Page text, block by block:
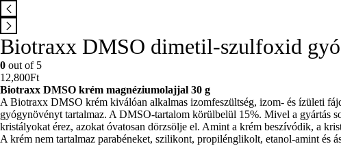
Biotraxx DMSO dimetil-szulfoxid
0 out of 5
12,800Ft
Biotraxx DMSO krém magnéziumolajjal 30 g
A Biotraxx DMSO krém kiválóan alkalmas izomfeszültség, izom- és ízületi
gyógynövényt tartalmaz. A DMSO-tartalom körülbelül 15%. Mivel a gyártás
kristályokat érez, azokat óvatosan dörzsölje el. Amint a krém beszívódik, a
A krém nem tartalmaz parabéneket, szilikont, propilénglikolt, etanol-amint és